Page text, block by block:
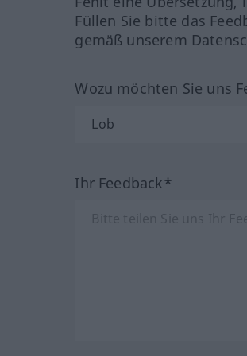
Füllen Sie bitte das
gemäß unserem
Wozu möchten Sie uns
Ihr Feedback*